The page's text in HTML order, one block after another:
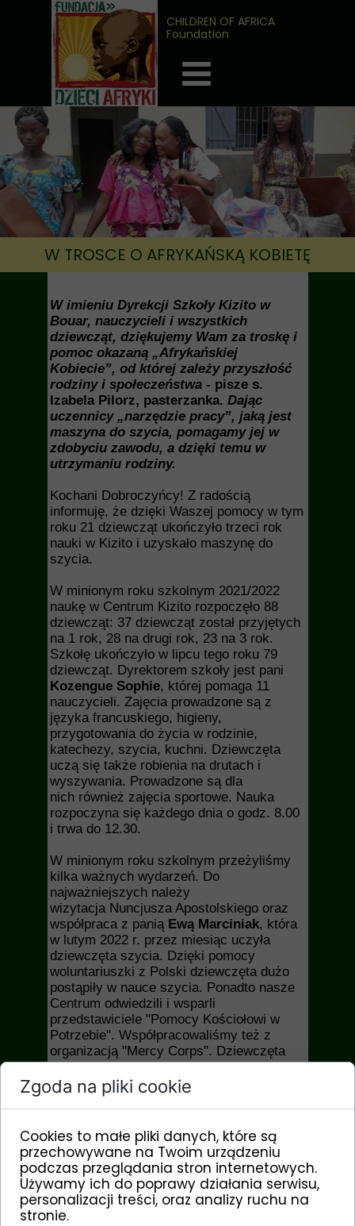
W TROSCE O AFRYKAŃSKĄ KOBIETĘ
W imieniu Dyrekcji Szkoły Kizito w
Bouar, nauczycieli i wszystkich
dziewcząt, dziękujemy Wam za troskę i
pomoc okazaną „Afrykańskiej
Kobiecie”, od której zależy przyszłość
rodziny i społeczeństwa - pisze s.
Izabela Pilorz, pasterzanka. Dając
uczennicy „narzędzie pracy”, jaką jest
maszyna do szycia, pomagamy jej w
zdobyciu zawodu, a dzięki temu w
utrzymaniu rodziny.
Kochani Dobroczyńcy! Z radością
informuję, że dzięki Waszej pomocy w tym
roku 21 dziewcząt ukończyło trzeci rok
nauki w Kizito i uzyskało maszynę do
szycia.
W minionym roku szkolnym 2021/2022
naukę w Centrum Kizito rozpoczęło 88
dziewcząt: 37 dziewcząt został przyjętych
na 1 rok, 28 na drugi rok, 23 na 3 rok.
Szkołę ukończyło w lipcu tego roku 79
dziewcząt. Dyrektorem szkoły jest pani
Kozengue Sophie, której pomaga 11
nauczycieli. Zajęcia prowadzone są z
języka francuskiego, higieny,
przygotowania do życia w rodzinie,
katechezy, szycia, kuchni. Dziewczęta
uczą się także robienia na drutach i
wyszywania. Prowadzone są dla
nich również zajęcia sportowe. Nauka
rozpoczyna się każdego dnia o godz. 8.00
i trwa do 12.30.
W minionym roku szkolnym przeżyliśmy
kilka ważnych wydarzeń. Do
najważniejszych należy
wizytacja Nuncjusza Apostolskiego oraz
współpraca z panią Ewą Marciniak, która
w lutym 2022 r. przez miesiąc uczyła
dziewczęta szycia. Dzięki pomocy
woluntariuszki z Polski dziewczęta dużo
postąpiły w nauce szycia. Ponadto nasze
Centrum odwiedzili i wsparli
przedstawiciele "Pomocy Kościołowi w
Potrzebie". Współpracowaliśmy też z
organizacją "Mercy Corps". Dziewczęta
wybrane przez tą organizację mogą się
uczyć szycia, gotowania i fryzjerstwa.
Na terenie naszej szkoły funkcjonuje także
żłobek, w którym jest 34 dzieci. W tym
roku urodziło się 11 niemowląt :)
Raz jeszcze dziękuję Darczyńcom, którzy
poprzez Fundację Dzieci Afryki - w ramach
programu "
Dziewczęta w Bouar ", wspierają
CHILDREN OF AFRICA
Foundation
Zgoda na pliki cookie
Cookies to małe pliki danych, które są
przechowywane na Twoim urządzeniu
podczas przeglądania stron internetowych.
Używamy ich do poprawy działania serwisu,
personalizacji treści, oraz analizy ruchu na
stronie.